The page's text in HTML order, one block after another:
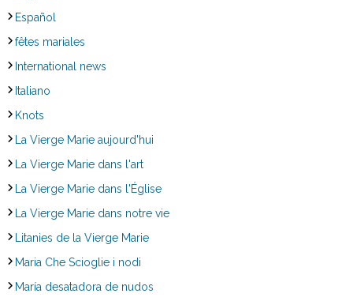
Español
fêtes mariales
International news
Italiano
Knots
La Vierge Marie aujourd'hui
La Vierge Marie dans l'art
La Vierge Marie dans l'Église
La Vierge Marie dans notre vie
Litanies de la Vierge Marie
Maria Che Scioglie i nodi
María desatadora de nudos